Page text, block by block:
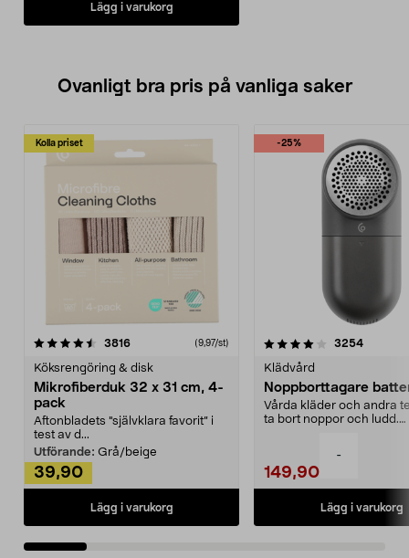
-
Lägg i varukorg
Ovanligt bra pris på vanliga saker
Kolla priset
3816recensioner (9,97/st)
Köksrengöring & disk
Mikrofiberduk 32 x 31 cm, 4-
pack
Aftonbladets "självklara favorit” i
test av d...
Utförande: Grå/beige
39,90
Lägg i varukorg
-25%
4.0av 5 stjärnor 3254
Klädvård
Noppborttagare
Vårda kläder och andra
ta bort noppor och ludd.
149,90
Lägg i varukorg
4.5av 5 stjärnor